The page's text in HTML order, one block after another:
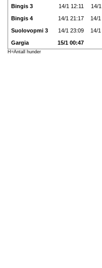
Bingis 3
14/1 12:11 14/
Bingis 4
14/1 21:17 14/
Suolovopmi 3
14/1 23:09 14/
Gargia
15/1 00:47
H=Antall hunder